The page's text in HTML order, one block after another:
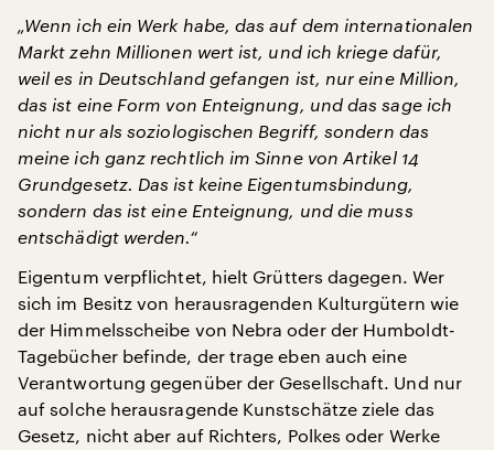
„Wenn ich ein Werk habe, das auf dem internationalen
Markt zehn Millionen wert ist, und ich kriege dafür,
weil es in Deutschland gefangen ist, nur eine Million,
das ist eine Form von Enteignung, und das sage ich
nicht nur als soziologischen Begriff, sondern das
meine ich ganz rechtlich im Sinne von Artikel 14
Grundgesetz. Das ist keine Eigentumsbindung,
sondern das ist eine Enteignung, und die muss
entschädigt werden.“
Eigentum verpflichtet, hielt Grütters dagegen. Wer
sich im Besitz von herausragenden Kulturgütern wie
der Himmelsscheibe von Nebra oder der Humboldt-
Tagebücher befinde, der trage eben auch eine
Verantwortung gegenüber der Gesellschaft. Und nur
auf solche herausragende Kunstschätze ziele das
Gesetz, nicht aber auf Richters, Polkes oder Werke